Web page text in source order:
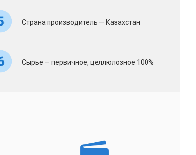
Страна производитель — Казахстан
Сырье — первичное, целлюлозное 100%